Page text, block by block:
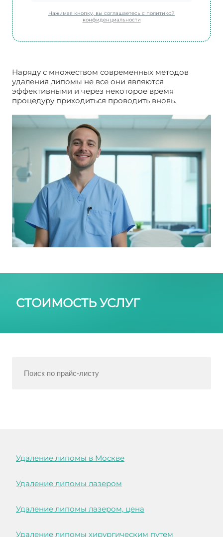
Нажимая кнопку, вы соглашаетесь с политикой
конфиденциальности
Наряду с множеством современных методов
удаления липомы не все они являются
эффективными и через некоторое время
процедуру приходиться проводить вновь.
СТОИМОСТЬ УСЛУГ
Удаление липомы в Москве
Удаление липомы лазером
Удаление липомы лазером, цена
Удаление липомы хирургическим путем